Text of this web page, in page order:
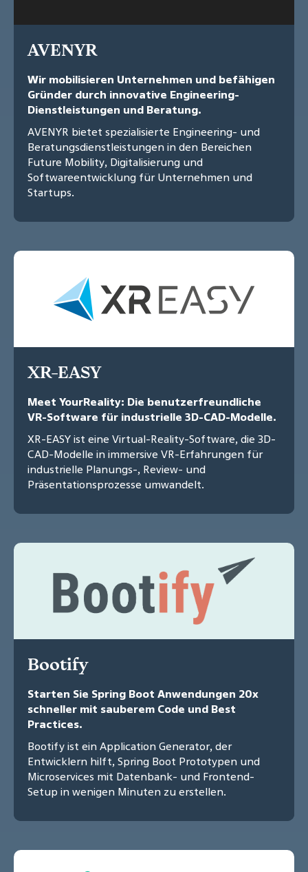
AVENYR
Wir mobilisieren Unternehmen und befähigen
Gründer durch innovative Engineering-
Dienstleistungen und Beratung.
AVENYR bietet spezialisierte Engineering- und
Beratungsdienstleistungen in den Bereichen
Future Mobility, Digitalisierung und
Softwareentwicklung für Unternehmen und
Startups.
XR-EASY
Meet YourReality: Die benutzerfreundliche
VR-Software für industrielle 3D-CAD-Modelle.
XR-EASY ist eine Virtual-Reality-Software, die 3D-
CAD-Modelle in immersive VR-Erfahrungen für
industrielle Planungs-, Review- und
Präsentationsprozesse umwandelt.
Bootify
Starten Sie Spring Boot Anwendungen 20x
schneller mit sauberem Code und Best
Practices.
Bootify ist ein Application Generator, der
Entwicklern hilft, Spring Boot Prototypen und
Microservices mit Datenbank- und Frontend-
Setup in wenigen Minuten zu erstellen.